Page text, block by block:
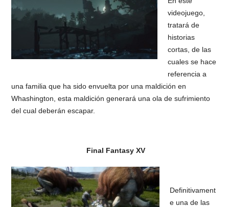
videojuego,
tratará de
historias
cortas, de las
cuales se hace
referencia a
una familia que ha sido envuelta por una maldición en
Whashington, esta maldición generará una ola de sufrimiento
del cual deberán escapar.
Final Fantasy XV
Definitivament
e una de las